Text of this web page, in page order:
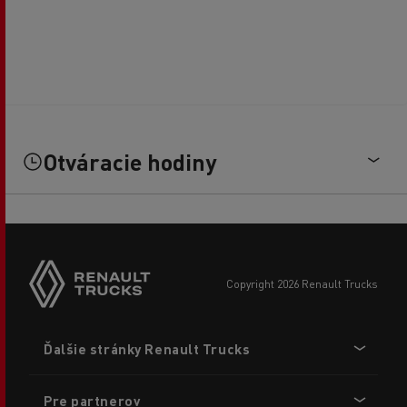
Otváracie hodiny
copyright 2026 Renault Trucks
menu
Ďalšie stránky Renault Trucks
Pre partnerov